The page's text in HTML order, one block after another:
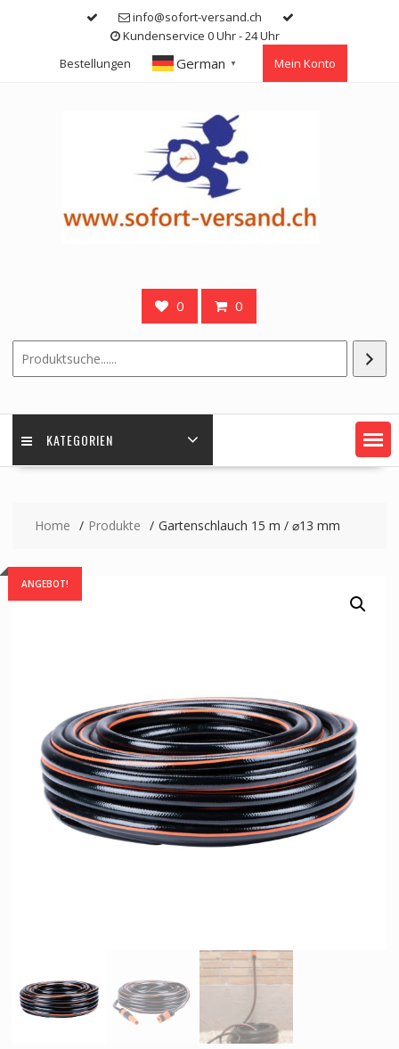
info@sofort-versand.ch
Kundenservice 0 Uhr - 24 Uhr
Bestellungen
German ▼ Mein Konto
0 0
KATEGORIEN
Home Produkte Gartenschlauch 15 m / ⌀13 mm
ANGEBOT!